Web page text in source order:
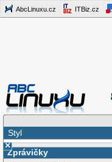
AbcLinuxu.cz ITBiz.cz
Styl
×
Zprávičky